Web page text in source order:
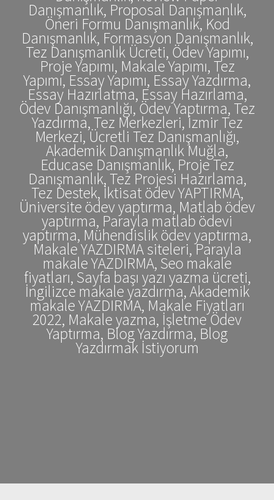
Danışmanlık, Proposal Danışmanlık,
Öneri Formu Danışmanlık, Kod
Danışmanlık, Formasyon Danışmanlık,
Tez Danışmanlık Ücreti, Ödev Yapımı,
Proje Yapımı, Makale Yapımı, Tez
Yapımı, Essay Yapımı, Essay Yazdırma,
Essay Hazırlatma, Essay Hazırlama,
Ödev Danışmanlığı, Ödev Yaptırma, Tez
Yazdırma, Tez Merkezleri, İzmir Tez
Merkezi, Ücretli Tez Danışmanlığı,
Akademik Danışmanlık Muğla,
Educase Danışmanlık, Proje Tez
Danışmanlık, Tez Projesi Hazırlama,
Tez Destek, İktisat ödev YAPTIRMA,
Üniversite ödev yaptırma, Matlab ödev
yaptırma, Parayla matlab ödevi
yaptırma, Mühendislik ödev yaptırma,
Makale YAZDIRMA siteleri, Parayla
makale YAZDIRMA, Seo makale
fiyatları, Sayfa başı yazı yazma ücreti,
İngilizce makale yazdırma, Akademik
makale YAZDIRMA, Makale Fiyatları
2022, Makale yazma, İşletme Ödev
Yaptırma, Blog Yazdırma, Blog
Yazdırmak İstiyorum